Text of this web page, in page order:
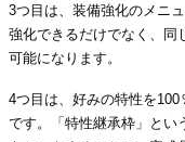
3つ目は、装備強化のメニ
強化できるだけでなく、同
可能になります。
4つ目は、好みの特性を
です。「特性継承枠」とい